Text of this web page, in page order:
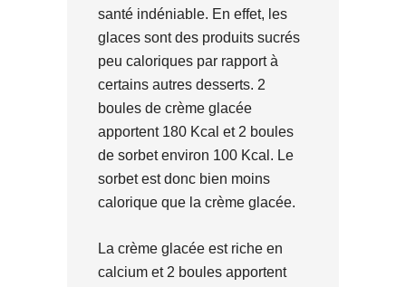
santé indéniable. En effet, les
glaces sont des produits sucrés
peu caloriques par rapport à
certains autres desserts. 2
boules de crème glacée
apportent 180 Kcal et 2 boules
de sorbet environ 100 Kcal. Le
sorbet est donc bien moins
calorique que la crème glacée.
La crème glacée est riche en
calcium et 2 boules apportent